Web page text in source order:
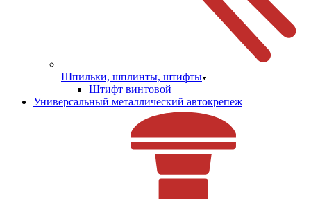
Шпильки, шплинты, штифты
Штифт винтовой
Универсальный металлический автокрепеж